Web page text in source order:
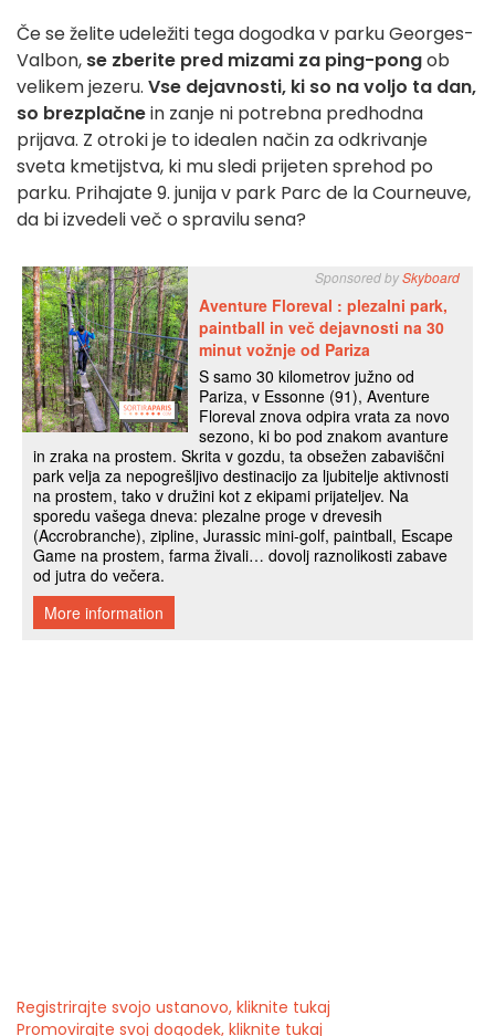
Če se želite udeležiti tega dogodka v parku Georges-
Valbon, se zberite pred mizami za ping-pongob
velikem jezeru. Vse dejavnosti, ki so na voljo ta dan,
so brezplačnein zanje ni potrebna predhodna
prijava. Z otroki je to idealen način za odkrivanje
sveta kmetijstva, ki mu sledi prijeten sprehod po
parku. Prihajate 9. junija v park Parc de la Courneuve,
da bi izvedeli več o spravilu sena?
Registrirajte svojo ustanovo, kliknite tukaj
Promovirajte svoj dogodek, kliknite tukaj